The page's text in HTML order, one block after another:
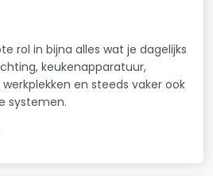
rol in bijna alles wat je dagelijks
keukenapparatuur,
en steeds vaker ook
systemen.